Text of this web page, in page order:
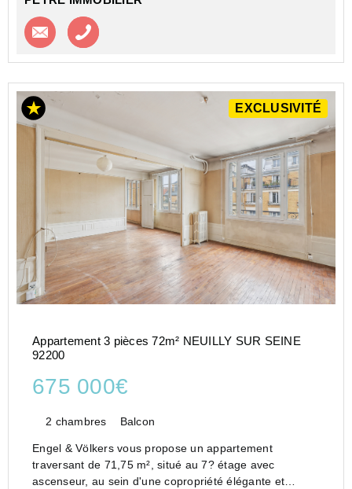
Contacter l'agence
EXCLUSIVITÉ
Appartement 3 pièces 72m² NEUILLY SUR SEINE
92200
675 000€
2 chambres Balcon
Engel & Völkers vous propose un appartement
traversant de 71,75 m², situé au 7? étage avec
ascenseur, au sein d'une copropriété élégante et